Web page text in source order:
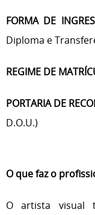
FORMA DE
Diploma e
REGIME DE
PORTARIA DE
D.O.U.)
O que faz o
O artista visual